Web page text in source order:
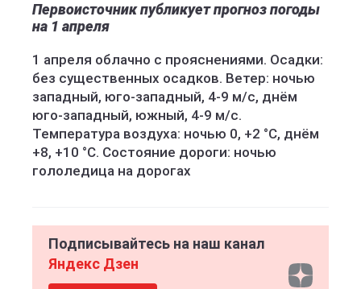
Первоисточник публикует прогноз погоды
на 1 апреля
1 апреля облачно с прояснениями. Осадки:
без существенных осадков. Ветер: ночью
западный, юго-западный, 4-9 м/с, днём
юго-западный, южный, 4-9 м/с.
Температура воздуха: ночью 0, +2 °C, днём
+8, +10 °C. Состояние дороги: ночью
гололедица на дорогах
Подписывайтесь на наш канал
Яндекс Дзен